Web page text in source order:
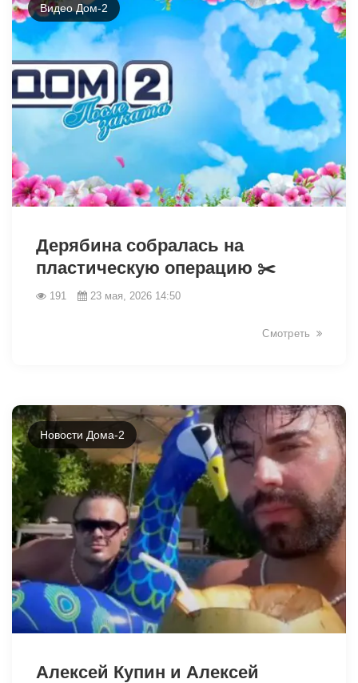
Видео Дом-2
Дерябина собралась на
пластическую операцию ✂️
191 23 мая, 2026 14:50
Смотреть
Новости Дома-2
Алексей Купин и Алексей